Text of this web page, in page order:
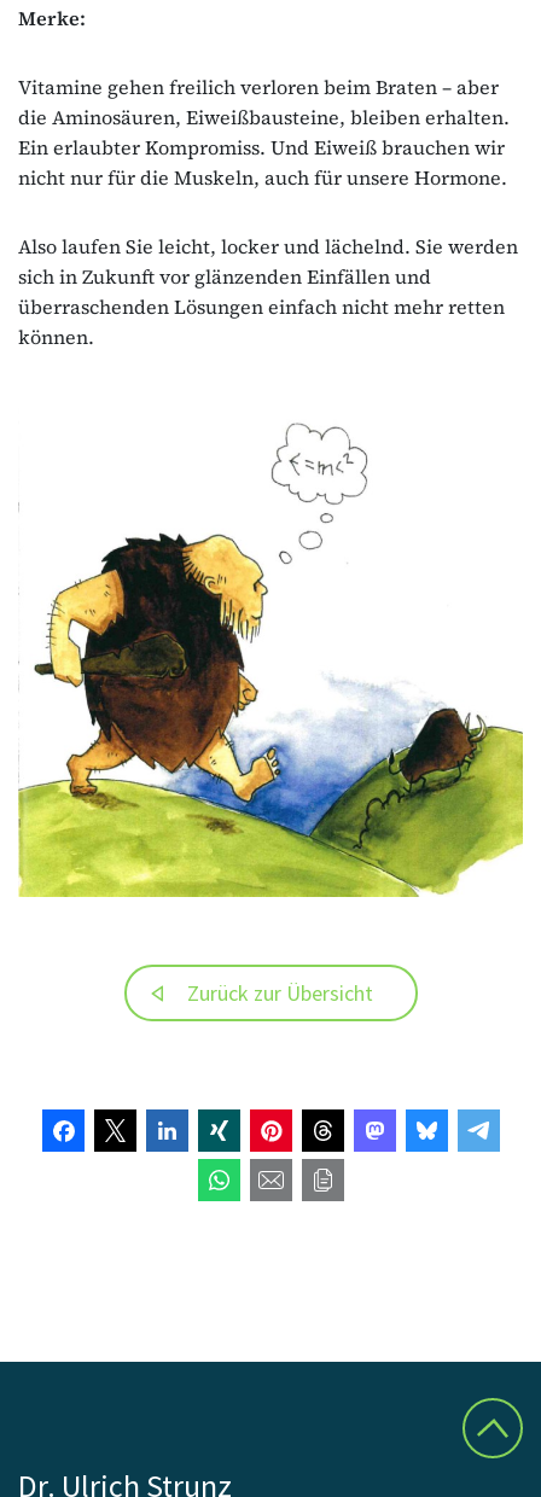
Merke:
Vitamine gehen freilich verloren beim Braten – aber
die Aminosäuren, Eiweißbausteine, bleiben erhalten.
Ein erlaubter Kompromiss. Und Eiweiß brauchen wir
nicht nur für die Muskeln, auch für unsere Hormone.
Also laufen Sie leicht, locker und lächelnd. Sie werden
sich in Zukunft vor glänzenden Einfällen und
überraschenden Lösungen einfach nicht mehr retten
können.
Zurück zur Übersicht
Dr. Ulrich Strunz